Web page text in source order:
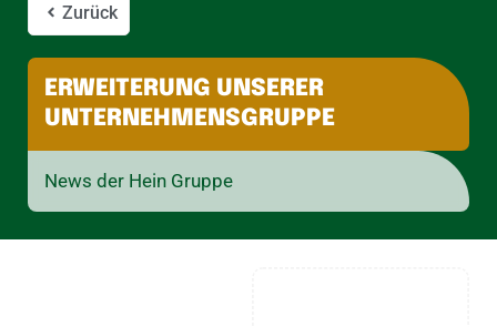
Zurück
ERWEITERUNG UNSERER
UNTERNEHMENSGRUPPE
News der Hein Gruppe